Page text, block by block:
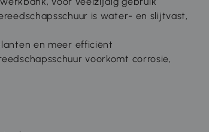
is water- en slijtvast,
en meer efficiënt
voorkomt corrosie,